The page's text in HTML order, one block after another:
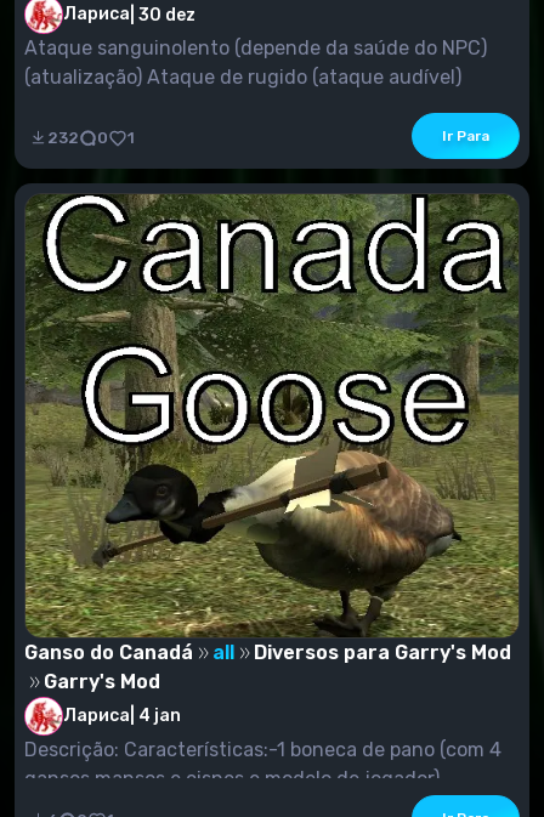
Лариса 30 dez
Ataque sanguinolento (depende da saúde do NPC)
(atualização) Ataque de rugido (ataque audível)
232 0 1 Ir Para
Ganso do Canadá all
Diversos para Garry's Mod
Garry's Mod
Лариса 4 jan
Descrição: Características:-1 boneca de pano (com 4
gansos mansos e cisnes e modelo de jogador).